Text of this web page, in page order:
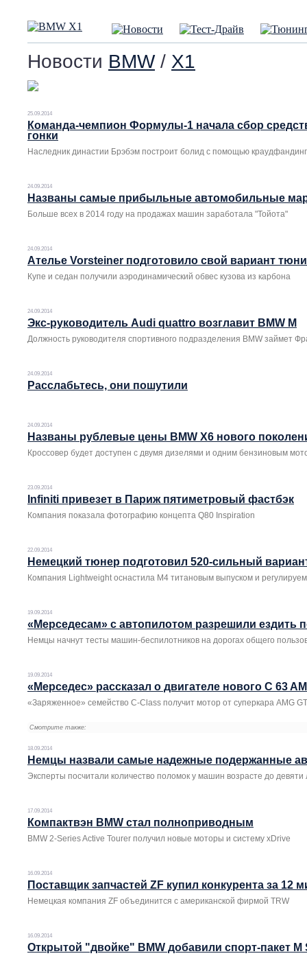
Новости BMW/ X1
25.09.2014
Команда-чемпион Формулы-1 начала сбор
гонки
Наследник династии Брэбэм построит болид с помощью
24.09.2014
Названы самые прибыльные автомобильные
Больше всех в 2014 году на продажах машин заработала "Тойота"
24.09.2014
Ателье Vorsteiner подготовило свой вариант
Купе и седан получили аэродинамический обвес кузова из карбона
24.09.2014
Экс-руководитель Audi quattro возглавит BMW M
Должность руководителя спортивного подразделения BMW займет
24.09.2014
Расслабьтесь, они пошутили
24.09.2014
Названы рублевые цены BMW X6 нового
Кроссовер будет доступен с двумя дизелями и одним бензиновым
23.09.2014
Infiniti привезет в Париж пятиметровый фастбэк
Компания показала фотографию концепта Q80 Inspiration
22.09.2014
Немецкий тюнер подготовил 520-сильный
Компания Lightweight оснастила M4 титановым выпуском и
19.09.2014
«Мерседесам» с автопилотом разрешили ездить
Немцы начнут тесты машин-беспилотников на дорогах общего
19.09.2014
«Мерседес» рассказал о двигателе нового C 63
«Заряженное» семейство C-Class получит мотор от суперкара AMG GT
Смотрите также:
18.09.2014
Немцы назвали самые надежные подержанные
Эксперты посчитали количество поломок у машин возрасте до девяти
17.09.2014
Компактвэн BMW стал полноприводным
BMW 2-Series Active Tourer получил новые моторы и систему xDrive
16.09.2014
Поставщик запчастей ZF купил конкурента за 12
Немецкая компания ZF объединится с американской фирмой TRW
16.09.2014
Открытой "двойке" BMW добавили спорт-пакет M